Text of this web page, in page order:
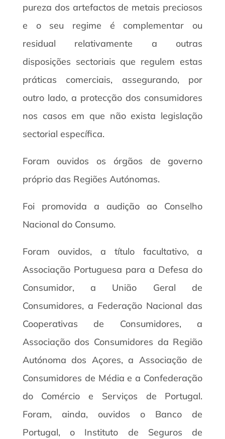
pureza dos artefactos de metais preciosos
e o seu regime é complementar ou
residual relativamente a outras
disposições sectoriais que regulem estas
práticas comerciais, assegurando, por
outro lado, a protecção dos consumidores
nos casos em que não exista legislação
sectorial específica.
Foram ouvidos os órgãos de governo
próprio das Regiões Autónomas.
Foi promovida a audição ao Conselho
Nacional do Consumo.
Foram ouvidos, a título facultativo, a
Associação Portuguesa para a Defesa do
Consumidor, a União Geral de
Consumidores, a Federação Nacional das
Cooperativas de Consumidores, a
Associação dos Consumidores da Região
Autónoma dos Açores, a Associação de
Consumidores de Média e a Confederação
do Comércio e Serviços de Portugal.
Foram, ainda, ouvidos o Banco de
Portugal, o Instituto de Seguros de